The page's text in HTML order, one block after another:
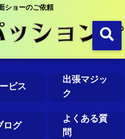
ショーのご依頼
ビス
出張マジッ
ク
ログ
よくある質
問